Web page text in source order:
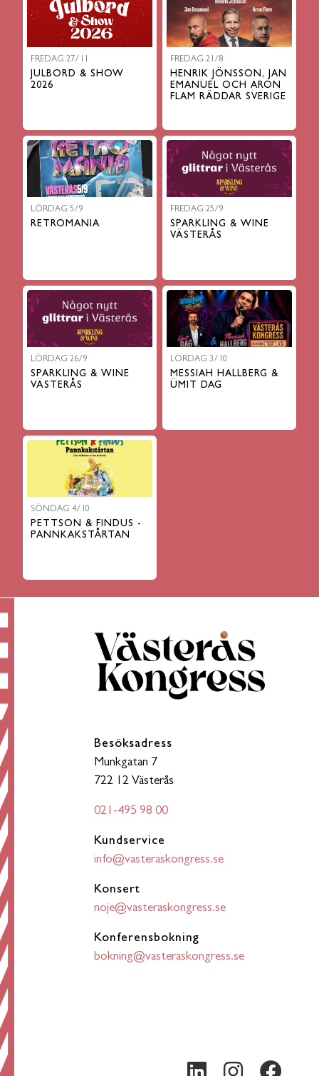
FREDAG 27/11
JULBORD & SHOW
2026
FREDAG 21/8
HENRIK JÖNSSON, JAN
EMANUEL OCH ARON
FLAM RÄDDAR SVERIGE
LÖRDAG 5/9
RETROMANIA
FREDAG 25/9
SPARKLING & WINE
VÄSTERÅS
LÖRDAG 26/9
SPARKLING & WINE
VÄSTERÅS
LÖRDAG 3/10
MESSIAH HALLBERG &
ÜMIT DAG
SÖNDAG 4/10
PETTSON & FINDUS -
PANNKAKSTÅRTAN
Besöksadress
Munkgatan 7
722 12 Västerås
021-495 98 00
Kundservice
info@vasteraskongress.se
Konsert
noje@vasteraskongress.se
Konferensbokning
bokning@vasteraskongress.se